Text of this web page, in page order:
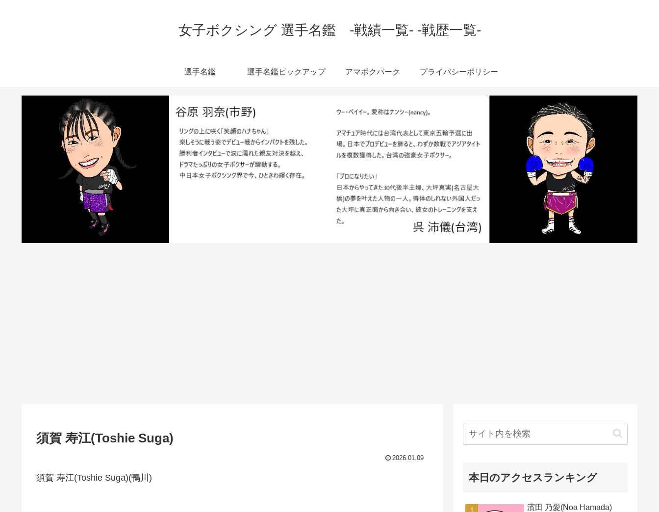
女子ボクシング 選手名鑑 -戦績一覧- -戦歴一覧-
選手名鑑 選手名鑑ピックアップ アマボクパーク プライバシーポリシー
須賀 寿江(Toshie Suga)
2026.01.09
須賀 寿江(Toshie Suga)(鴨川) 本日のアクセスランキング
濱田 乃愛(Noa Hamada)